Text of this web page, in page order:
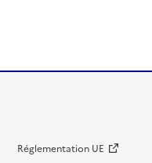
Réglementation UE